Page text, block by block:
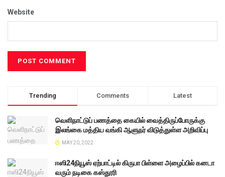
Website
Trending Comments Latest
வெளிநாட்டுப் பணத்தை கையில் வைத்திருப்போருக்கு
இலங்கை மத்திய வங்கி ஆளுநர் விடுத்துள்ள அறிவிப்பு
MAY 20, 2022
ஈஸி24நியூஸ் ஏற்பாட்டில் கிருபா பிள்ளை அழைப்பில் கனடா
வரும் நடிகை கஸ்தூரி